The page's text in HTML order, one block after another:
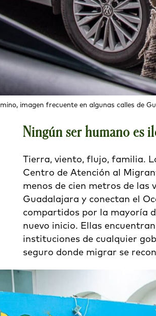
imagen frecuente en algunas calles de
Ningún ser humano es
Tierra, viento, flujo, familia.
Centro de Atención al
menos de cien metros de las
Guadalajara y conectan el
compartidos por la mayoría
nuevo inicio. Ellas
instituciones de cualquier
seguro donde migrar se